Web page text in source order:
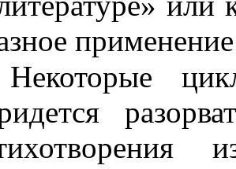
Некоторые